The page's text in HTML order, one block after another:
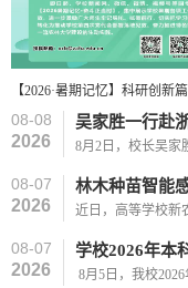
08-08
2026
吴家胜一行赴
08-07
2026
08-07
2026
学校2026年本